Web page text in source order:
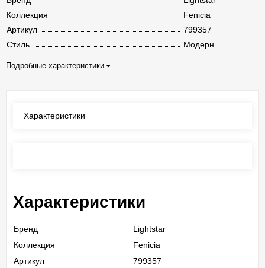
Коллекция
Fenicia
Артикул
799357
Стиль
Модерн
Подробные характеристики
Характеристики
Характеристики
Бренд
Lightstar
Коллекция
Fenicia
Артикул
799357